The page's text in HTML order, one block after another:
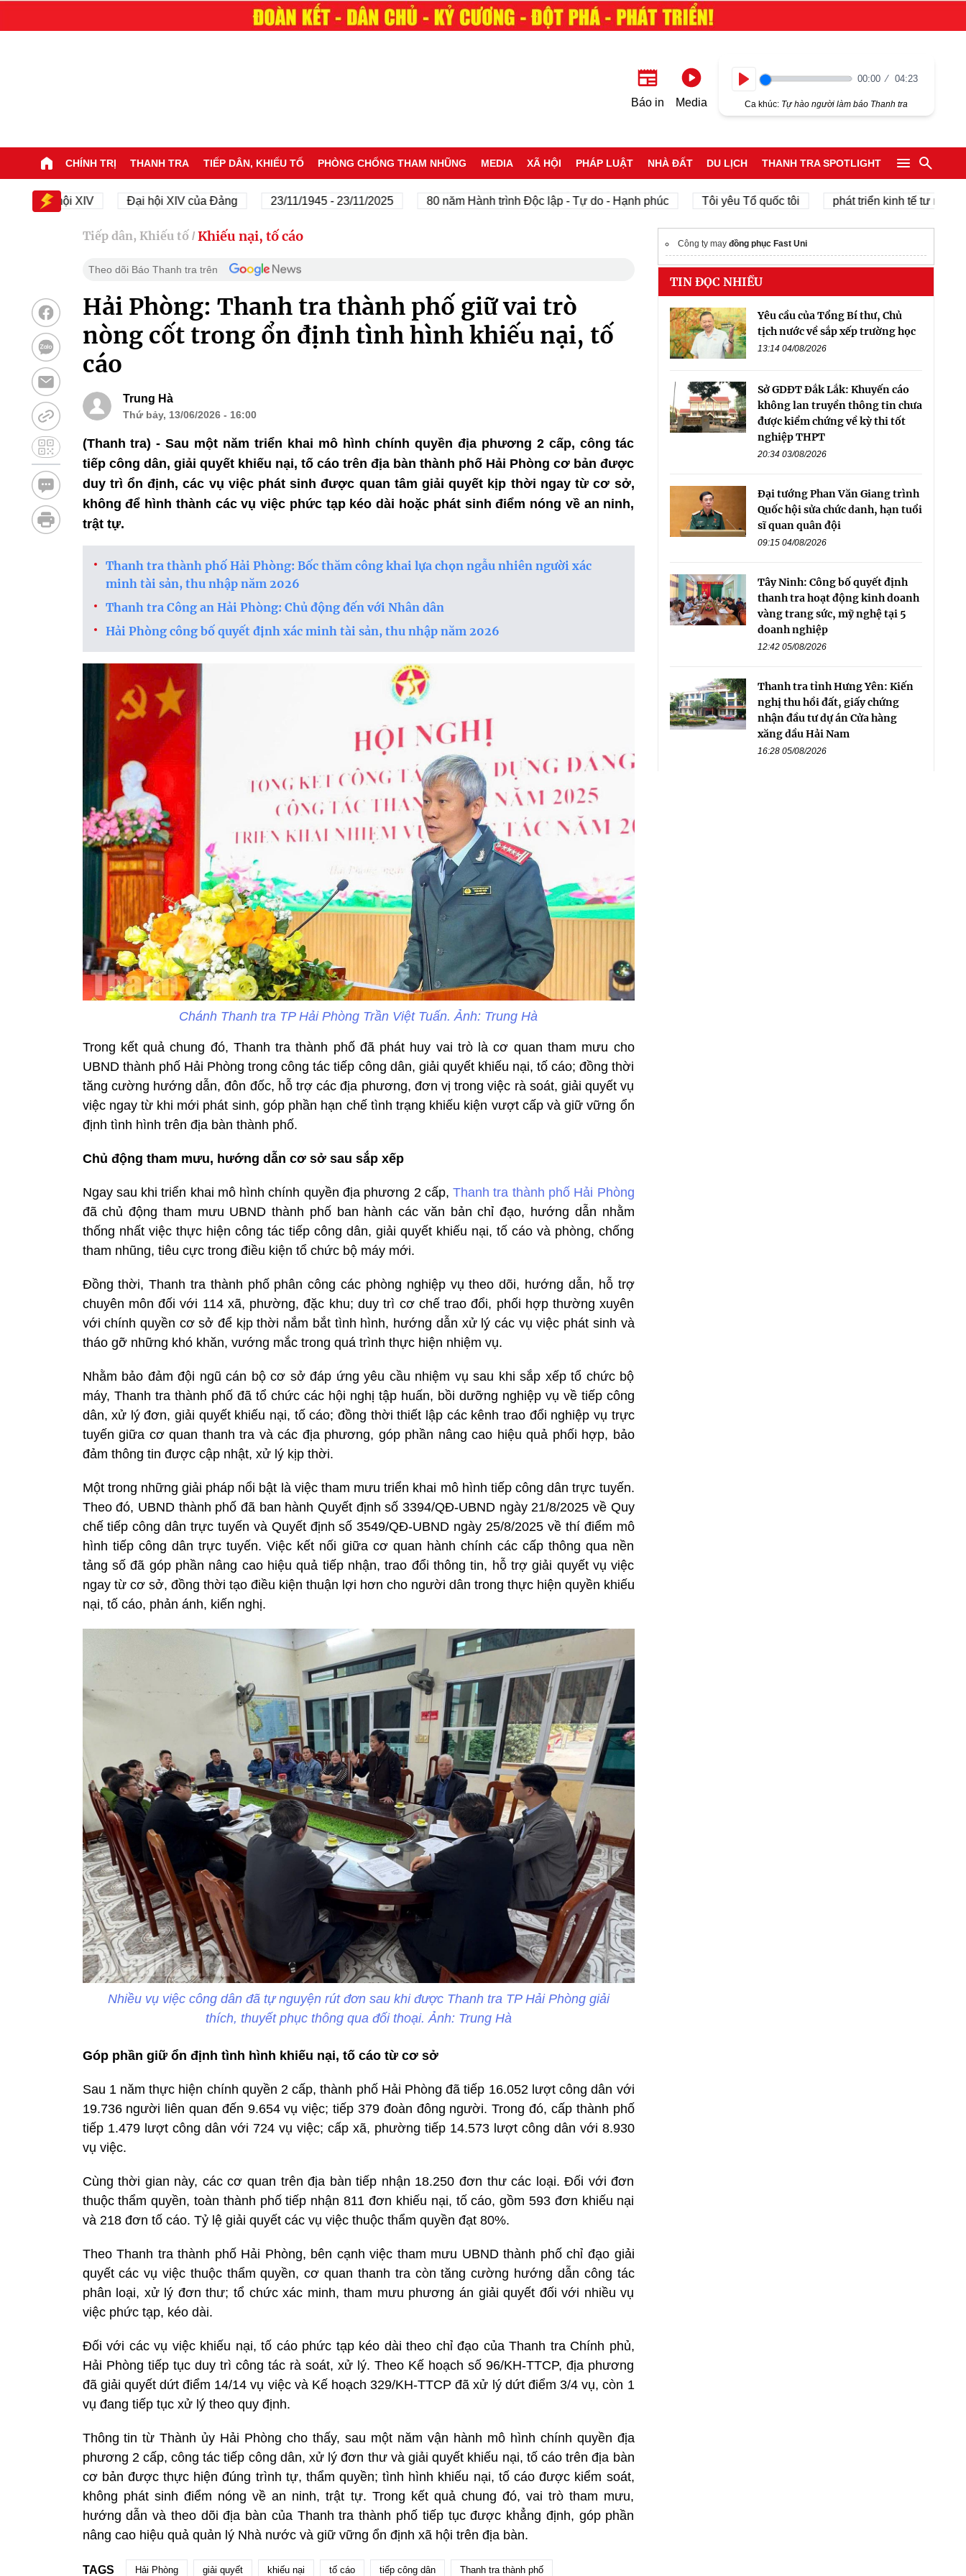
Báo in Media
00:00 04:23
Ca khúc: Tự hào người làm báo Thanh tra
CHÍNH TRỊ THANH TRA TIẾP DÂN, KHIẾU TỐ PHÒNG CHỐNG THAM NHŨNG MEDIA XÃ HỘI PHÁP LUẬT NHÀ ĐẤT DU LỊCH THANH TRA SPOTLIGHT
Đại hội XIV Đại hội XIV của Đảng 23/11/1945 - 23/11/2025 80 năm Hành trình Độc lập - Tự do - Hạnh phúc Tôi yêu Tổ quốc tôi phát triển kinh tế tư nhân
Tiếp dân, Khiếu tố / Khiếu nại, tố cáo
Theo dõi Báo Thanh tra trên
Hải Phòng: Thanh tra thành phố giữ vai trò
nòng cốt trong ổn định tình hình khiếu nại, tố
cáo
Trung Hà
Thứ bảy, 13/06/2026 - 16:00
(Thanh tra) - Sau một năm triển khai mô hình chính quyền địa phương 2 cấp, công tác
tiếp công dân, giải quyết khiếu nại, tố cáo trên địa bàn thành phố Hải Phòng cơ bản được
duy trì ổn định, các vụ việc phát sinh được quan tâm giải quyết kịp thời ngay từ cơ sở,
không để hình thành các vụ việc phức tạp kéo dài hoặc phát sinh điểm nóng về an ninh,
trật tự.
Thanh tra thành phố Hải Phòng: Bốc thăm công khai lựa chọn ngẫu nhiên người xác
minh tài sản, thu nhập năm 2026
Thanh tra Công an Hải Phòng: Chủ động đến với Nhân dân
Hải Phòng công bố quyết định xác minh tài sản, thu nhập năm 2026
Chánh Thanh tra TP Hải Phòng Trần Việt Tuấn. Ảnh: Trung Hà
Trong kết quả chung đó, Thanh tra thành phố đã phát huy vai trò là cơ quan tham mưu cho
UBND thành phố Hải Phòng trong công tác tiếp công dân, giải quyết khiếu nại, tố cáo; đồng thời
tăng cường hướng dẫn, đôn đốc, hỗ trợ các địa phương, đơn vị trong việc rà soát, giải quyết vụ
việc ngay từ khi mới phát sinh, góp phần hạn chế tình trạng khiếu kiện vượt cấp và giữ vững ổn
định tình hình trên địa bàn thành phố.
Chủ động tham mưu, hướng dẫn cơ sở sau sắp xếp
Ngay sau khi triển khai mô hình chính quyền địa phương 2 cấp,Thanh tra thành phố Hải Phòng
đã chủ động tham mưu UBND thành phố ban hành các văn bản chỉ đạo, hướng dẫn nhằm
thống nhất việc thực hiện công tác tiếp công dân, giải quyết khiếu nại, tố cáo và phòng, chống
tham nhũng, tiêu cực trong điều kiện tổ chức bộ máy mới.
Đồng thời, Thanh tra thành phố phân công các phòng nghiệp vụ theo dõi, hướng dẫn, hỗ trợ
chuyên môn đối với 114 xã, phường, đặc khu; duy trì cơ chế trao đổi, phối hợp thường xuyên
với chính quyền cơ sở để kịp thời nắm bắt tình hình, hướng dẫn xử lý các vụ việc phát sinh và
tháo gỡ những khó khăn, vướng mắc trong quá trình thực hiện nhiệm vụ.
Nhằm bảo đảm đội ngũ cán bộ cơ sở đáp ứng yêu cầu nhiệm vụ sau khi sắp xếp tổ chức bộ
máy, Thanh tra thành phố đã tổ chức các hội nghị tập huấn, bồi dưỡng nghiệp vụ về tiếp công
dân, xử lý đơn, giải quyết khiếu nại, tố cáo; đồng thời thiết lập các kênh trao đổi nghiệp vụ trực
tuyến giữa cơ quan thanh tra và các địa phương, góp phần nâng cao hiệu quả phối hợp, bảo
đảm thông tin được cập nhật, xử lý kịp thời.
Một trong những giải pháp nổi bật là việc tham mưu triển khai mô hình tiếp công dân trực tuyến.
Theo đó, UBND thành phố đã ban hành Quyết định số 3394/QĐ-UBND ngày 21/8/2025 về Quy
chế tiếp công dân trực tuyến và Quyết định số 3549/QĐ-UBND ngày 25/8/2025 về thí điểm mô
hình tiếp công dân trực tuyến. Việc kết nối giữa cơ quan hành chính các cấp thông qua nền
tảng số đã góp phần nâng cao hiệu quả tiếp nhận, trao đổi thông tin, hỗ trợ giải quyết vụ việc
ngay từ cơ sở, đồng thời tạo điều kiện thuận lợi hơn cho người dân trong thực hiện quyền khiếu
nại, tố cáo, phản ánh, kiến nghị.
Nhiều vụ việc công dân đã tự nguyện rút đơn sau khi được Thanh tra TP Hải Phòng giải
thích, thuyết phục thông qua đối thoại. Ảnh: Trung Hà
Góp phần giữ ổn định tình hình khiếu nại, tố cáo từ cơ sở
Sau 1 năm thực hiện chính quyền 2 cấp, thành phố Hải Phòng đã tiếp 16.052 lượt công dân với
19.736 người liên quan đến 9.654 vụ việc; tiếp 379 đoàn đông người. Trong đó, cấp thành phố
tiếp 1.479 lượt công dân với 724 vụ việc; cấp xã, phường tiếp 14.573 lượt công dân với 8.930
vụ việc.
Cùng thời gian này, các cơ quan trên địa bàn tiếp nhận 18.250 đơn thư các loại. Đối với đơn
thuộc thẩm quyền, toàn thành phố tiếp nhận 811 đơn khiếu nại, tố cáo, gồm 593 đơn khiếu nại
và 218 đơn tố cáo. Tỷ lệ giải quyết các vụ việc thuộc thẩm quyền đạt 80%.
Theo Thanh tra thành phố Hải Phòng, bên cạnh việc tham mưu UBND thành phố chỉ đạo giải
quyết các vụ việc thuộc thẩm quyền, cơ quan thanh tra còn tăng cường hướng dẫn công tác
phân loại, xử lý đơn thư; tổ chức xác minh, tham mưu phương án giải quyết đối với nhiều vụ
việc phức tạp, kéo dài.
Đối với các vụ việc khiếu nại, tố cáo phức tạp kéo dài theo chỉ đạo của Thanh tra Chính phủ,
Hải Phòng tiếp tục duy trì công tác rà soát, xử lý. Theo Kế hoạch số 96/KH-TTCP, địa phương
đã giải quyết dứt điểm 14/14 vụ việc và Kế hoạch 329/KH-TTCP đã xử lý dứt điểm 3/4 vụ, còn 1
vụ đang tiếp tục xử lý theo quy định.
Thông tin từ Thành ủy Hải Phòng cho thấy, sau một năm vận hành mô hình chính quyền địa
phương 2 cấp, công tác tiếp công dân, xử lý đơn thư và giải quyết khiếu nại, tố cáo trên địa bàn
cơ bản được thực hiện đúng trình tự, thẩm quyền; tình hình khiếu nại, tố cáo được kiểm soát,
không phát sinh điểm nóng về an ninh, trật tự. Trong kết quả chung đó, vai trò tham mưu,
hướng dẫn và theo dõi địa bàn của Thanh tra thành phố tiếp tục được khẳng định, góp phần
nâng cao hiệu quả quản lý Nhà nước và giữ vững ổn định xã hội trên địa bàn.
TAGS Hải Phòng giải quyết khiếu nại tố cáo tiếp công dân Thanh tra thành phố
Công ty may đồng phục Fast Uni
TIN ĐỌC NHIỀU
Yêu cầu của Tổng Bí thư, Chủ
tịch nước về sắp xếp trường học
13:14 04/08/2026
Sở GDĐT Đắk Lắk: Khuyến cáo
không lan truyền thông tin chưa
được kiểm chứng về kỳ thi tốt
nghiệp THPT
20:34 03/08/2026
Đại tướng Phan Văn Giang trình
Quốc hội sửa chức danh, hạn tuổi
sĩ quan quân đội
09:15 04/08/2026
Tây Ninh: Công bố quyết định
thanh tra hoạt động kinh doanh
vàng trang sức, mỹ nghệ tại 5
doanh nghiệp
12:42 05/08/2026
Thanh tra tỉnh Hưng Yên: Kiến
nghị thu hồi đất, giấy chứng
nhận đầu tư dự án Cửa hàng
xăng dầu Hải Nam
16:28 05/08/2026